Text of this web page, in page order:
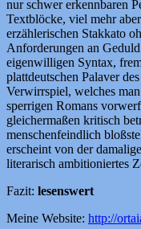
nur schwer erkennbaren
Textblöcke, viel mehr
erzählerischen Stakkato
Anforderungen an
eigenwilligen Syntax,
plattdeutschen Palaver
Verwirrspiel, welches
sperrigen Romans
gleichermaßen kritisch
menschenfeindlich
erscheint von der
literarisch ambitioniertes
Fazit: lesenswert
Meine Website: http://